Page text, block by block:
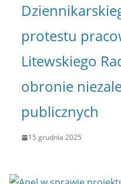
protestu
Litewskiego
obronie
publicznych
15 grudnia 2025